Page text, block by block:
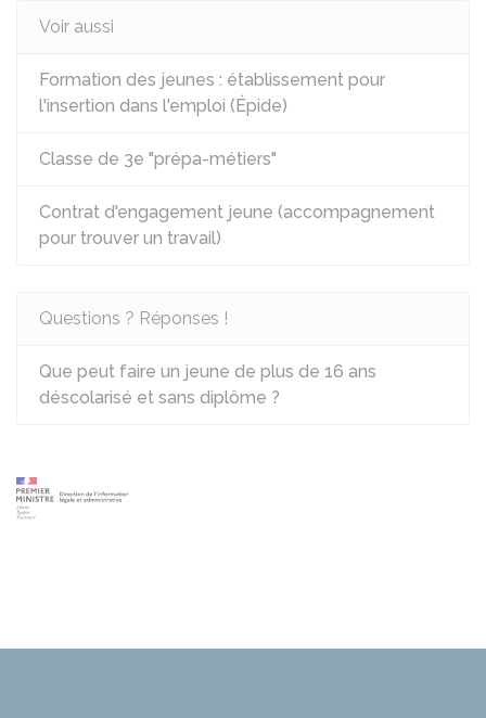
Voir aussi
Formation des jeunes : établissement pour
l'insertion dans l'emploi (Épide)
Classe de 3e "prépa-métiers"
Contrat d'engagement jeune (accompagnement
pour trouver un travail)
Questions ? Réponses !
Que peut faire un jeune de plus de 16 ans
déscolarisé et sans diplôme ?